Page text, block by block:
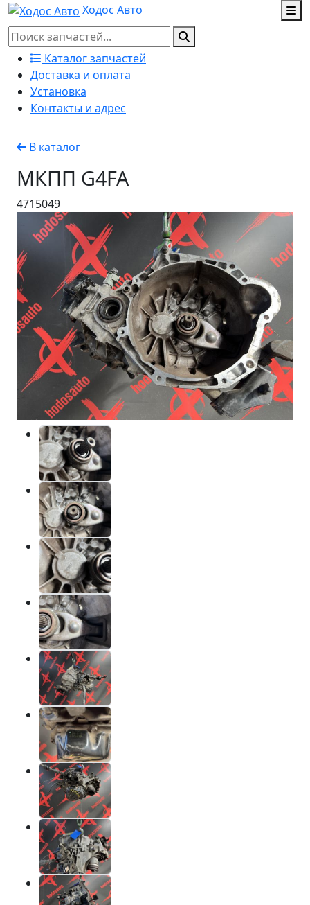
Ходос Авто
Каталог запчастей
Доставка и оплата
Установка
Контакты и адрес
В каталог
МКПП G4FA
4715049